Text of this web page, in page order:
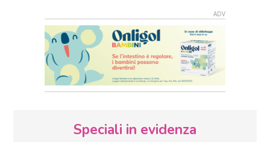
Speciali in evidenza